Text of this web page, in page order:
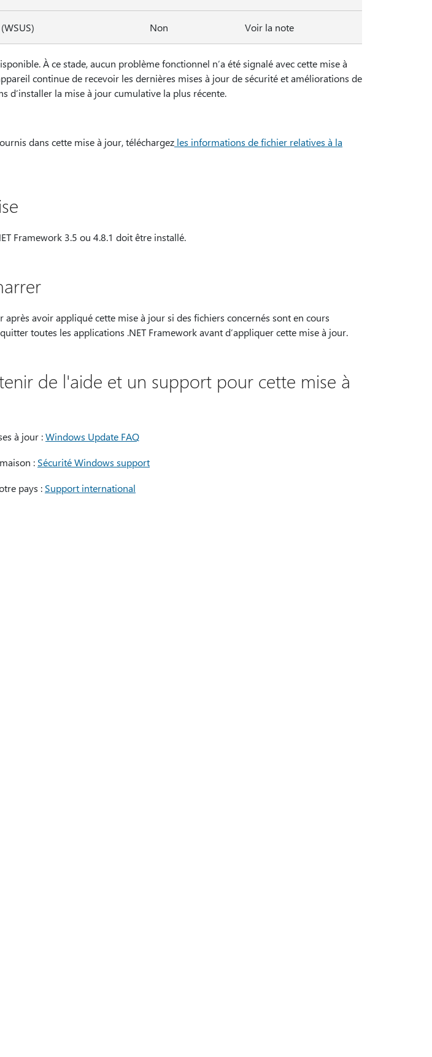
Non Voir la note
À ce stade, aucun problème fonctionnel n’a été signalé avec cette mise à
continue de recevoir les dernières mises à jour de sécurité et améliorations de
d’installer la mise à jour cumulative la plus récente.
dans cette mise à jour, téléchargez les informations de fichier relatives à la
Framework 3.5 ou 4.8.1 doit être installé.
après avoir appliqué cette mise à jour si des fichiers concernés sont en cours
toutes les applications .NET Framework avant d’appliquer cette mise à jour.
de l'aide et un support pour cette mise à
à jour :Windows Update FAQ
: Sécurité Windows support
pays : Support international